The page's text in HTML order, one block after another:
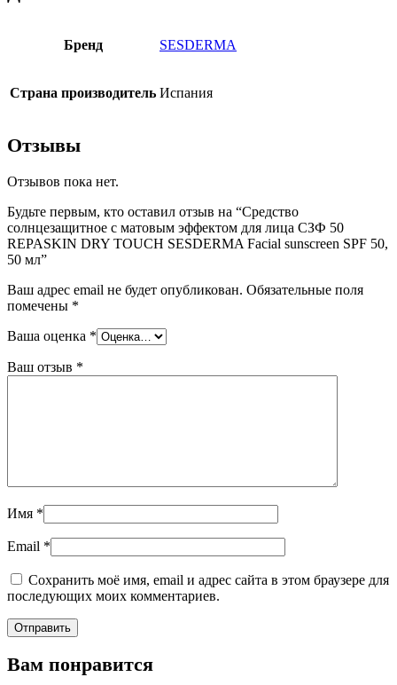
Бренд SESDERMA
Страна производитель Испания
Отзывы
Отзывов пока нет.
Будьте первым, кто оставил отзыв на “Средство
солнцезащитное с матовым эффектом для лица СЗФ 50
REPASKIN DRY TOUCH SESDERMA Facial sunscreen SPF 50,
50 мл”
Ваш адрес email не будет опубликован. Обязательные поля
помечены *
Ваша оценка *
Ваш отзыв *
Имя *
Email *
Сохранить моё имя, email и адрес сайта в этом браузере для
последующих моих комментариев.
Вам понравится